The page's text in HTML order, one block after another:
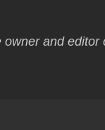
owner and